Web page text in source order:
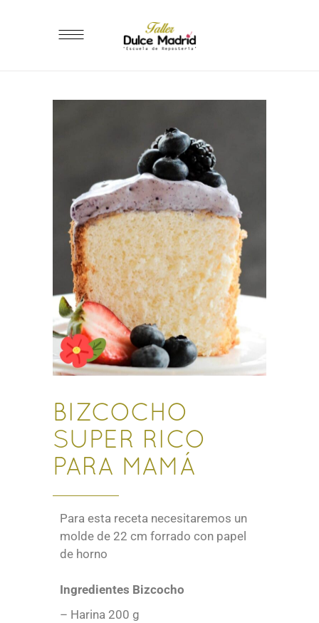
BIZCOCHO
SUPER RICO
PARA MAMÁ
Para esta receta necesitaremos un
molde de 22 cm forrado con papel
de horno
Ingredientes Bizcocho
– Harina 200 g